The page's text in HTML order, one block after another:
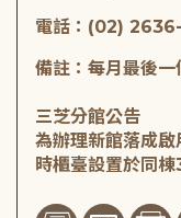
電話：(02)
備註：每月最後
三芝分館公告
為辦理新館落成
時櫃臺設置於同